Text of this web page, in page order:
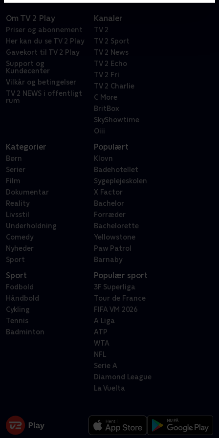
Om TV 2 Play
Priser og abonnement
Her kan du se TV 2 Play
Gavekort til TV 2 Play
Support og
Kundecenter
Vilkår og betingelser
TV 2 NEWS i offentligt
rum
Kanaler
TV 2
TV 2 Sport
TV 2 News
TV 2 Echo
TV 2 Fri
TV 2 Charlie
C More
BritBox
SkyShowtime
Oiii
Kategorier
Børn
Serier
Film
Dokumentar
Reality
Livsstil
Underholdning
Comedy
Nyheder
Sport
Populært
Klovn
Badehotellet
Sygeplejeskolen
X Factor
Bachelor
Forræder
Bachelorette
Yellowstone
Paw Patrol
Barnaby
Sport
Fodbold
Håndbold
Cykling
Tennis
Badminton
Populær sport
3F Superliga
Tour de France
FIFA VM 2026
A Liga
ATP
WTA
NFL
Serie A
Diamond League
La Vuelta